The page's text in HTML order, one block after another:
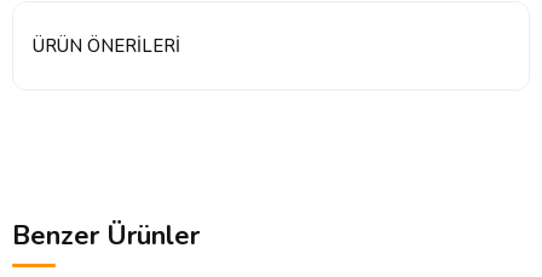
ÜRÜN ÖNERILERI
Benzer Ürünler